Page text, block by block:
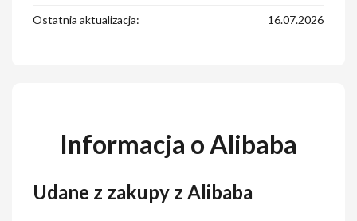
Ostatnia aktualizacja: 16.07.2026
Informacja o Alibaba
Udane z zakupy z Alibaba